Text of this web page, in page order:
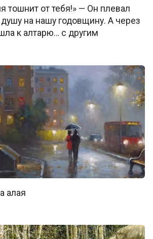
тошнит от тебя!» — Он плевал
на нашу годовщину. А через
к алтарю… с другим
алая